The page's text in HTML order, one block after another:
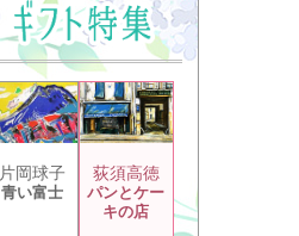
片岡球子
青い富士
荻須高徳
パンとケー
キの店